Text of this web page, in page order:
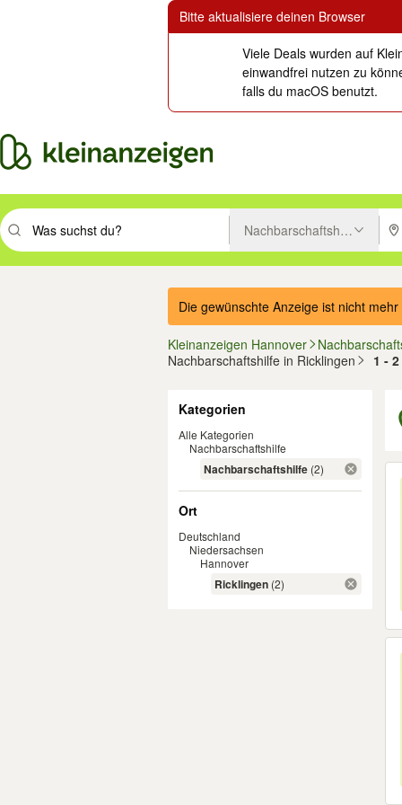
Bitte aktualisiere deinen Browser
Viele Deals wurden auf
einwandfrei nutzen zu
falls du macOS benutzt.
Suchbegriff eingeben. Eingabetaste drücken um zu suchen, oder
Nachbarschaftshilfe
Die gewünschte Anzeige ist nicht
Kleinanzeigen Hannover
Nachbarschaftshilfe in Ricklingen
1 -
Kategorien
Alle Kategorien
Nachbarschaftshilfe
Nachbarschaftshilfe (2)
Ort
Deutschland
Niedersachsen
Hannover
Ricklingen (2)